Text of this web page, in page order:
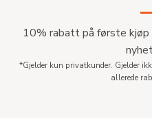
10% rabatt på første
*Gjelder kun privatkunder. Gjelder
allerede